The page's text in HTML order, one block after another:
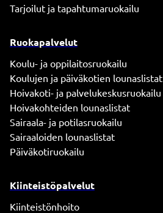
Tarjoilut ja tapahtumaruokailu
Ruokapalvelut
Koulu- ja oppilaitosruokailu
Koulujen ja päiväkotien lounaslistat
Hoivakoti- ja palvelukeskusruokailu
Hoivakohteiden lounaslistat
Sairaala- ja potilasruokailu
Sairaaloiden lounaslistat
Päiväkotiruokailu
Kiinteistöpalvelut
Kiinteistönhoito